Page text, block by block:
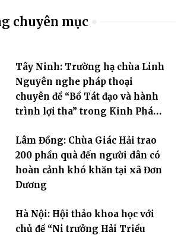
chuyên mục
Tây Ninh: Trường hạ chùa Linh
Nguyên nghe pháp thoại
chuyên đề “Bồ Tát đạo và hành
trình lợi tha” trong Kinh Pháp
Lâm Đồng: Chùa Giác Hải trao
200 phần quà đến người dân có
hoàn cảnh khó khăn tại xã Đơn
Dương
Hà Nội: Hội thảo khoa học với
chủ đề “Ni trưởng Hải Triều